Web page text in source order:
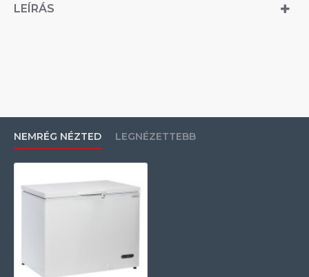
LEÍRÁS
NEMRÉG NÉZTED LEGNÉZETTEBB